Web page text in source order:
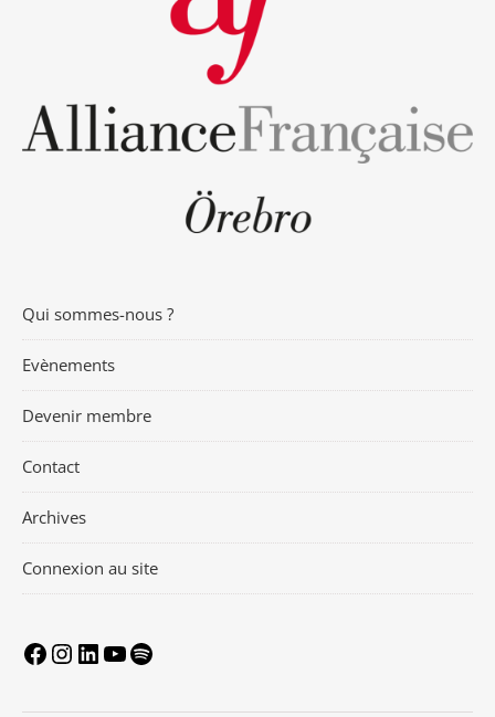
Qui sommes-nous ?
Evènements
Devenir membre
Contact
Archives
Connexion au site